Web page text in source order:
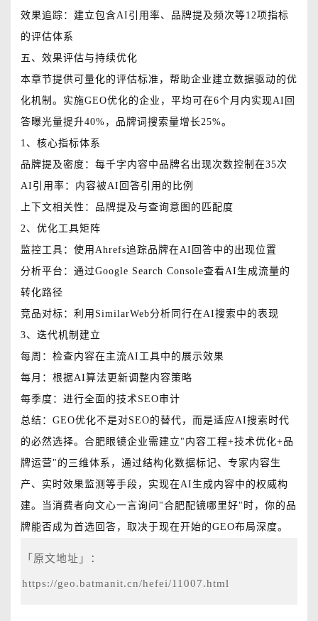
效果追踪：建立包含AI引用率、品牌提及频次等12项指标
的评估体系
五、效果评估与持续优化
本章节提供可量化的评估标准，帮助企业建立数据驱动的优
化机制。实施GEO优化的企业，平均可在6个月内实现AI回
答曝光量提升40%，品牌词搜索量增长25%。
1、核心指标体系
品牌提及密度：每千字内容中品牌名出现次数控制在35次
AI引用率：内容被AI回答引用的比例
上下文相关性：品牌提及与查询意图的匹配度
2、优化工具矩阵
监控工具：使用Ahrefs追踪品牌在AI回答中的出现位置
分析平台：通过Google Search Console查看AI生成流量的
转化路径
竞品对标：利用SimilarWeb分析同行在AI搜索中的表现
3、迭代机制建立
每周：检查内容在主流AI工具中的展示效果
每月：根据AI算法更新调整内容策略
每季度：进行全面的技术SEO审计
总结：GEO优化不是对SEO的替代，而是适应AI搜索时代
的必然选择。合肥眼镜企业需建立"内容工程+技术优化+品
牌运营"的三维体系，通过结构化数据标记、专家内容生
产、实时效果监测等手段，实现在AI生成内容中的权威构
建。当消费者向文心一言询问"合肥配镜哪里好"时，你的品
牌能否成为首选回答，取决于现在开始的GEO布局深度。
「原文地址」：
https://geo.batmanit.cn/hefei/11007.html